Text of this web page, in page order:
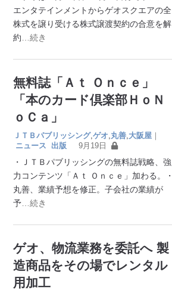
エンタテインメントからゲオスクエアの全
株式を譲り受ける株式譲渡契約の合意を解
約 …続き
無料誌「Ａｔ Ｏｎｃｅ」
「本のカード倶楽部ＨｏＮ
ｏＣａ」
ＪＴＢパブリッシング,ゲオ 丸善 大阪屋 ｜
ニュース
出版 9月19日
・ＪＴＢパブリッシングの無料誌戦略、強
力コンテンツ「Ａｔ Ｏｎｃｅ」加わる。・
丸善、業績予想を修正。子会社の業績が
予 …続き
ゲオ、物流業務を委託へ 製
造商品をその場でレンタル
用加工